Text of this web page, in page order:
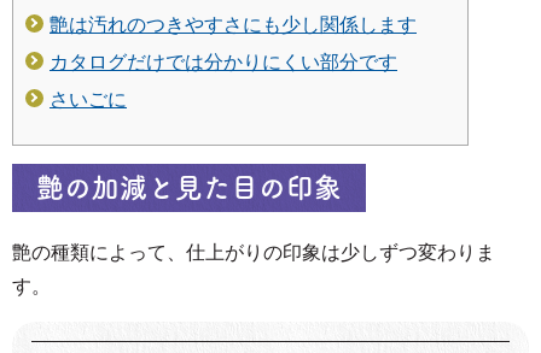
艶は汚れのつきやすさにも少し関係します
カタログだけでは分かりにくい部分です
さいごに
艶の加減と見た目の印象
艶の種類によって、仕上がりの印象は少しずつ変わりま
す。